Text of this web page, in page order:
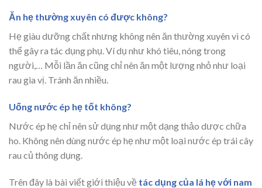
Ăn hẹ thường xuyên có được không?
Hẹ giàu dưỡng chất nhưng không nên ăn thường xuyên vì có
thể gây ra tác dụng phụ. Ví dụ như khó tiêu, nóng trong
người,… Mỗi lần ăn cũng chỉ nên ăn một lượng nhỏ như loại
rau gia vị. Tránh ăn nhiều.
Uống nước ép hẹ tốt không?
Nước ép hẹ chỉ nên sử dụng như một dạng thảo dược chữa
ho. Không nên dùng nước ép hẹ như một loại nước ép trái cây
rau củ thông dụng.
Trên đây là bài viết giới thiệu về tác dụng của lá hẹ với nam